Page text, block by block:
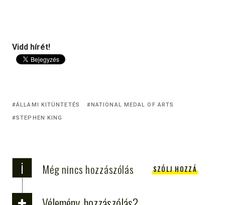
Vidd hírét!
ÁLLAMI KITÜNTETÉS
NATIONAL MEDAL OF ARTS
STEPHEN KING
i Még nincs hozzászólás SZÓLJ HOZZÁ